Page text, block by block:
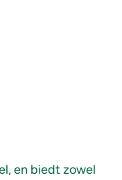
en biedt zowel